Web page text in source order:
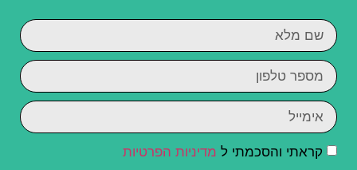
קראתי והסכמתי ל מדיניות הפרטיות